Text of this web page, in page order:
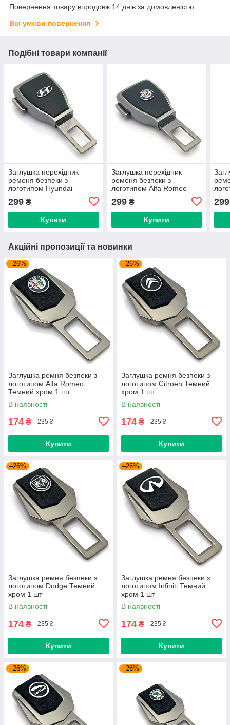
Повернення товару впродовж 14 днів за домовленістю
Всі умови повернення
Подібні товари компанії
Заглушка перехідник
ременя безпеки з
логотипом Hyundai
299 ₴
Купити
Заглушка перехідник
ременя безпеки з
логотипом Alfa Romeo
299₴
Купити
299
Акційні пропозиції та новинки
–26%
Заглушка ремня безпеки з
логотипом Alfa Romeo
Темний хром 1 шт
В наявності
174 ₴ 235 ₴
Купити
–26%
Заглушка ремня безпеки з
логотипом Citroen Темний
хром 1 шт
В наявності
174 ₴ 235 ₴
Купити
–26%
Заглушка ремня безпеки з
логотипом Dodge Темний
хром 1 шт
В наявності
174 ₴ 235 ₴
Купити
–26%
Заглушка ремня безпеки з
логотипом Infiniti Темний
хром 1 шт
В наявності
174 ₴ 235 ₴
Купити
–26% –26%